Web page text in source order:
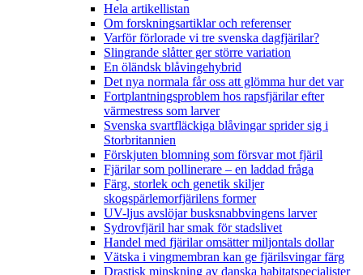
Hela artikellistan
Om forskningsartiklar och referenser
Varför förlorade vi tre svenska dagfjärilar?
Slingrande slåtter ger större variation
En öländsk blåvingehybrid
Det nya normala får oss att glömma hur det var
Fortplantningsproblem hos rapsfjärilar efter
värmestress som larver
Svenska svartfläckiga blåvingar sprider sig i
Storbritannien
Förskjuten blomning som försvar mot fjäril
Fjärilar som pollinerare – en laddad fråga
Färg, storlek och genetik skiljer
skogspärlemorfjärilens former
UV-ljus avslöjar busksnabbvingens larver
Sydrovfjäril har smak för stadslivet
Handel med fjärilar omsätter miljontals dollar
Vätska i vingmembran kan ge fjärilsvingar färg
Drastisk minskning av danska habitatspecialister